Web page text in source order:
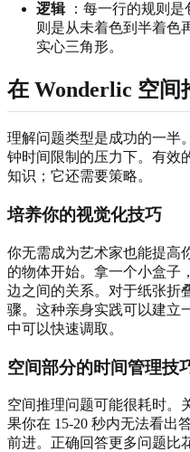
逻辑：每一行的规则是
则是从未着色到半着色
实心三角形。
在 Wonderlic 空间
理解问题类型是成功的一半
钟时间限制的压力下。有效
知识；它还需要策略。
培养你的视觉化技巧
你无需成为艺术家也能提高
的物体开始。拿一个小盒子
边之间的关系。对于纸张折
骤。这种亲身实践可以建立
中可以快速调取。
空间部分的时间管理技
空间推理问题可能很耗时。
果你在 15-20 秒内无法看出
前进。正确回答更多问题比